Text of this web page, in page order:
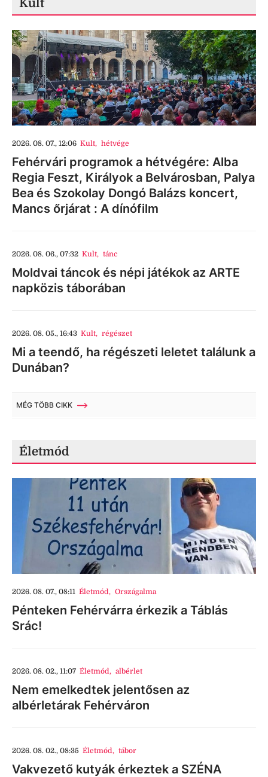
Kult
2026. 08. 07., 12:06 Kult, hétvége
Fehérvári programok a hétvégére: Alba
Regia Feszt, Királyok a Belvárosban, Palya
Bea és Szokolay Dongó Balázs koncert,
Mancs őrjárat : A dínófilm
2026. 08. 06., 07:32 Kult, tánc
Moldvai táncok és népi játékok az ARTE
napközis táborában
2026. 08. 05., 16:43 Kult, régészet
Mi a teendő, ha régészeti leletet találunk a
Dunában?
MÉG TÖBB CIKK
Életmód
2026. 08. 07., 08:11 Életmód, Országalma
Pénteken Fehérvárra érkezik a Táblás
Srác!
2026. 08. 02., 11:07 Életmód, albérlet
Nem emelkedtek jelentősen az
albérletárak Fehérváron
2026. 08. 02., 08:35 Életmód, tábor
Vakvezető kutyák érkeztek a SZÉNA